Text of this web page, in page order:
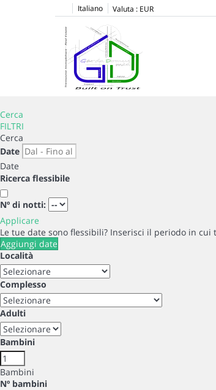
Italiano Valuta : EUR
Cerca
FILTRI
Cerca
Date
Date
Ricerca flessibile
Nº di notti:
Applicare
Le tue date sono flessibili? Inserisci il periodo in cui
Aggiungi date
Località
Complesso
Adulti
Bambini
Bambini
Nº bambini